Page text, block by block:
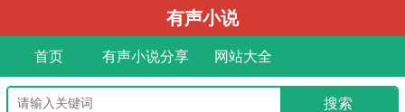
有声小说
首页 有声小说分享 网站大全